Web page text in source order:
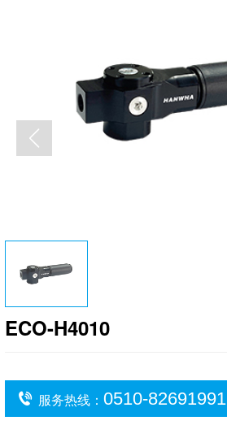
ECO-H4010
服务热线： 0510-82691991